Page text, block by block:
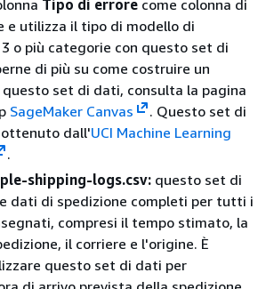
Tipo di errore come colonna di
e utilizza il tipo di modello di
o più categorie con questo set di
di più su come costruire un
questo set di dati, consulta la pagina
SageMaker Canvas
. Questo set di
dall'UCI Machine Learning
.
shipping-logs.csv: questo set di
dati di spedizione completi per tutti i
compresi il tempo stimato, la
il corriere e l'origine. È
questo set di dati per